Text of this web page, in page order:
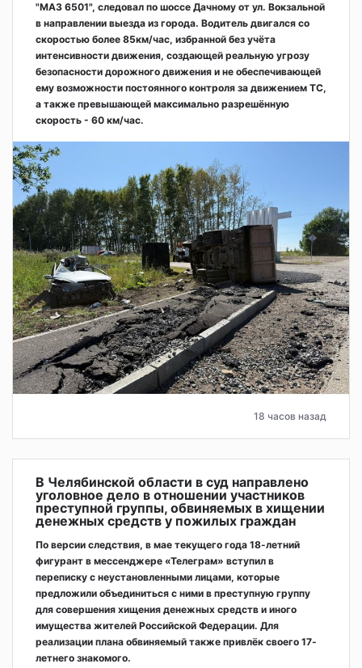
"МАЗ 6501", следовал по шоссе Дачному от ул. Вокзальной
в направлении выезда из города. Водитель двигался со
скоростью более 85км/час, избранной без учёта
интенсивности движения, создающей реальную угрозу
безопасности дорожного движения и не обеспечивающей
ему возможности постоянного контроля за движением ТС,
а также превышающей максимально разрешённую
скорость - 60 км/час.
18 часов назад
В Челябинской области в суд направлено
уголовное дело в отношении участников
преступной группы, обвиняемых в хищении
денежных средств у пожилых граждан
По версии следствия, в мае текущего года 18-летний
фигурант в мессенджере «Телеграм» вступил в
переписку с неустановленными лицами, которые
предложили объединиться с ними в преступную группу
для совершения хищения денежных средств и иного
имущества жителей Российской Федерации. Для
реализации плана обвиняемый также привлёк своего 17-
летнего знакомого.